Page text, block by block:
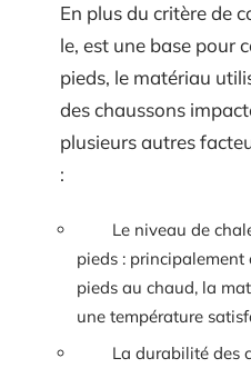
En plus du critère de
le, est une base pour
pieds, le matériau
des chaussons
plusieurs autres
:
Le niveau de
pieds :
pieds au chaud, la
une température
La durabilité des